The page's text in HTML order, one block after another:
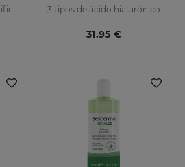
Crema de manos que unifica el tono de la piel 3 tipos de ácido hialurónico
31.95 €